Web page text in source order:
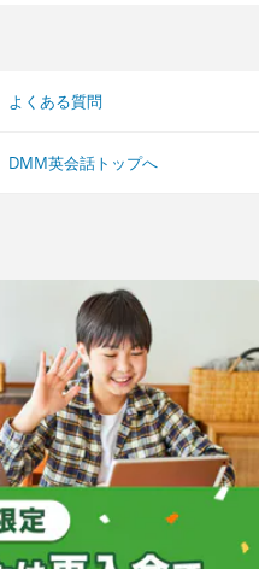
よくある質問
DMM英会話トップへ